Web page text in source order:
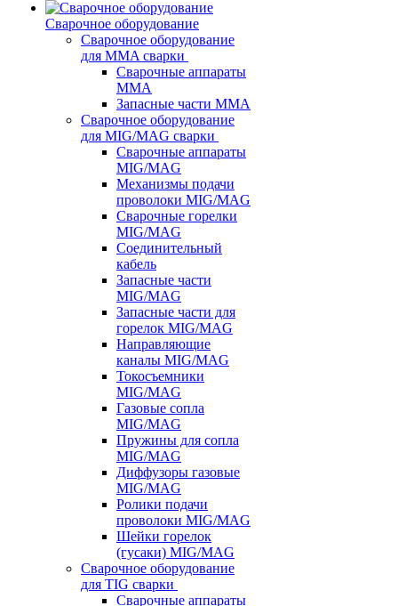
Сварочное оборудование
Сварочное оборудование
для MMA сварки
Сварочные аппараты
MMA
Запасные части MMA
Сварочное оборудование
для MIG/MAG сварки
Сварочные аппараты
MIG/MAG
Механизмы подачи
проволоки MIG/MAG
Сварочные горелки
MIG/MAG
Соединительный
кабель
Запасные части
MIG/MAG
Запасные части для
горелок MIG/MAG
Направляющие
каналы MIG/MAG
Токосъемники
MIG/MAG
Газовые сопла
MIG/MAG
Пружины для сопла
MIG/MAG
Диффузоры газовые
MIG/MAG
Ролики подачи
проволоки MIG/MAG
Шейки горелок
(гусаки) MIG/MAG
Сварочное оборудование
для TIG сварки
Сварочные аппараты